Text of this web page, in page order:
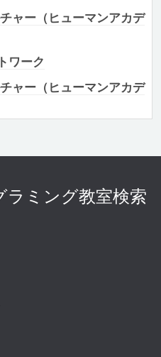
ャー（ヒューマンアカデ
ワーク
ャー（ヒューマンアカデ
ラミング教室検索